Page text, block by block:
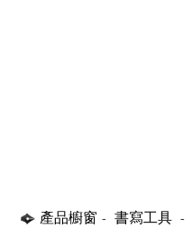
產品櫥窗 - 書寫工具 -